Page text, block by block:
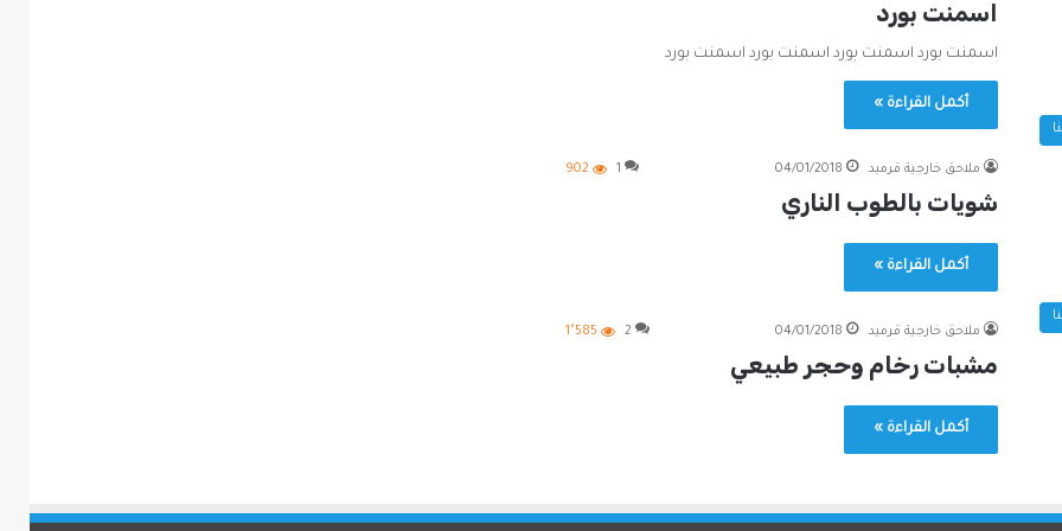
اسمنت بورد
اسمنت بورد اسمنت بورد اسمنت بورد اسمنت بورد
أكمل القراءة »
ملاحق خارجية قرميد 04/01/2018
1
902
شويات بالطوب الناري
أكمل القراءة »
ملاحق خارجية قرميد 04/01/2018
2 1٬585
مشبات رخام وحجر طبيعي
أكمل القراءة »